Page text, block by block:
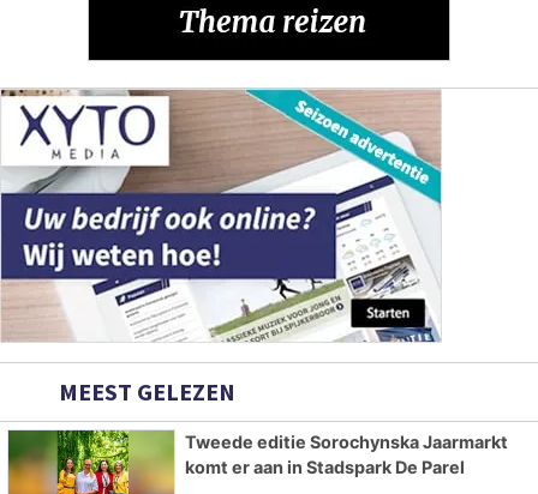
MEEST GELEZEN
Tweede editie Sorochynska Jaarmarkt
komt er aan in Stadspark De Parel